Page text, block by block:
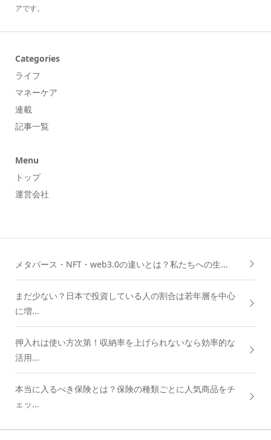
アです。
Categories
ライフ
マネーケア
連載
記事一覧
Menu
トップ
運営会社
メタバース・NFT・web3.0の違いとは？私たちへの生...
まだ少ない？日本で投資している人の割合は若年層を中心
に増...
押入れは使い方次第！収納率を上げられないなら効率的な
活用...
本当に入るべき保険とは？保険の種類ごとに人気商品をチ
ェッ...